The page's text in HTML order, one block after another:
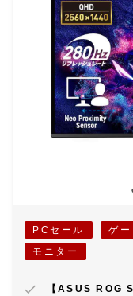
PCセール ゲ
モニター
【ASUS ROG